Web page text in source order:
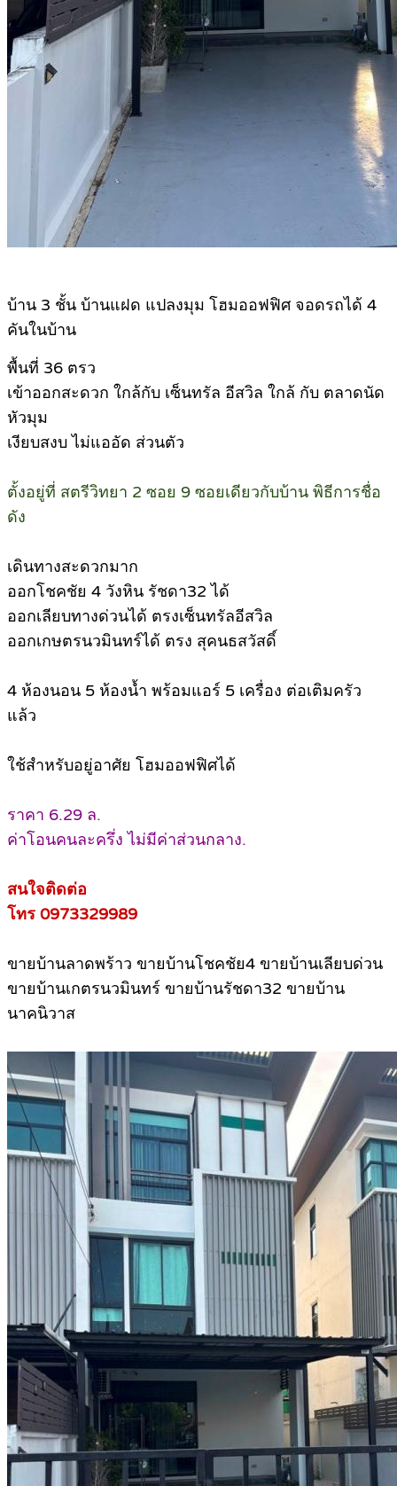
บ้าน 3 ชั้น บ้านแฝด แปลงมุม โฮมออฟฟิศ จอดรถได้ 4
คันในบ้าน
พื้นที่ 36 ตรว
เข้าออกสะดวก ใกล้กับ เซ็นทรัล อีสวิล ใกล้ กับ ตลาดนัด
หัวมุม
เงียบสงบ ไม่แออัด ส่วนตัว
ตั้งอยู่ที่ สตรีวิทยา 2 ซอย 9 ซอยเดียวกับบ้าน พิธีการชื่อ
ดัง
เดินทางสะดวกมาก
ออกโชคชัย 4 วังหิน รัชดา32 ได้
ออกเลียบทางด่วนได้ ตรงเซ็นทรัลอีสวิล
ออกเกษตรนวมินทร์ได้ ตรง สุคนธสวัสดิ์
4 ห้องนอน 5 ห้องน้ำ พร้อมแอร์ 5 เครื่อง ต่อเติมครัว
แล้ว
ใช้สำหรับอยู่อาศัย โฮมออฟฟิศได้
ราคา 6.29 ล.
ค่าโอนคนละครึ่ง ไม่มีค่าส่วนกลาง.
สนใจติดต่อ
โทร 0973329989
ขายบ้านลาดพร้าว ขายบ้านโชคชัย4 ขายบ้านเลียบด่วน
ขายบ้านเกตรนวมินทร์ ขายบ้านรัชดา32 ขายบ้าน
นาคนิวาส